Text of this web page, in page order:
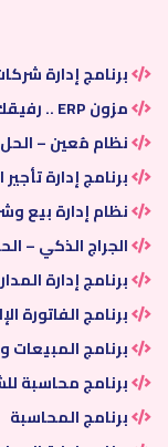
برنامج إدارة
مزون ERP .. رفيقك الرقمي لإدارة أعمالك من مكان واحد
نظام مُعين –
برنامج إدارة
نظام إدارة بيع
الجراج الذكي –
برنامج إدارة
برنامج الفاتورة
برنامج المبيعات
برنامج محاسبة
برنامج المحاسبة